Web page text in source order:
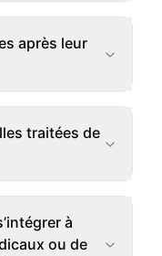
après leur
traitées de
à
ou de